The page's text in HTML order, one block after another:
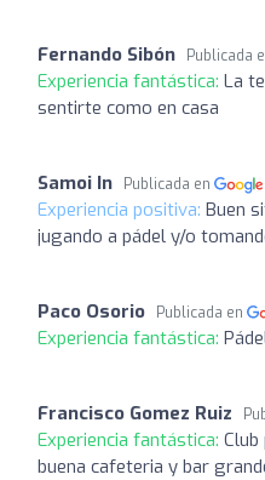
Fernando Sibón Publicada
Experiencia fantástica: La
sentirte como en casa
Samoi In Publicada en
Experiencia positiva: Buen
jugando a pádel y/o
Paco Osorio Publicada en
Experiencia fantástica:
Francisco Gomez Ruiz
Experiencia fantástica:
buena cafeteria y bar